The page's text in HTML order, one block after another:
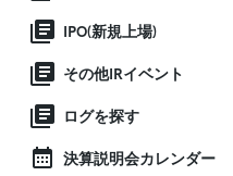
IPO(新規上場)
その他IRイベント
ログを探す
決算説明会カレンダー